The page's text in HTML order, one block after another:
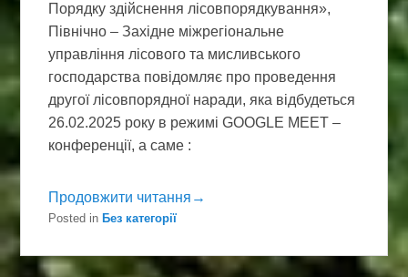
Порядку здійснення лісовпорядкування»,
Північно – Західне міжрегіональне
управління лісового та мисливського
господарства повідомляє про проведення
другої лісовпорядної наради, яка відбудеться
26.02.2025 року в режимі GOOGLE MEET –
конференції, а саме :
Продовжити читання→
Posted in Без категорії